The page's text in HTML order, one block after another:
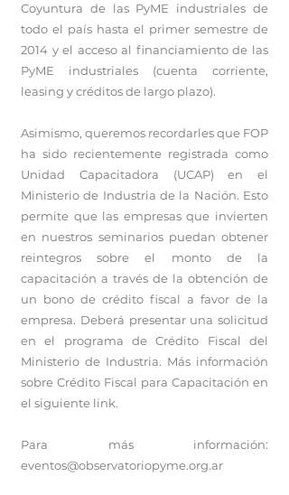
Coyuntura de las PyME industriales de
todo el país hasta el primer semestre de
2014 y el acceso al financiamiento de las
PyME industriales (cuenta corriente,
leasing y créditos de largo plazo).
Asimismo, queremos recordarles que FOP
ha sido recientemente registrada como
Unidad Capacitadora (UCAP) en el
Ministerio de Industria de la Nación. Esto
permite que las empresas que invierten
en nuestros seminarios puedan obtener
reintegros sobre el monto de la
capacitación a través de la obtención de
un bono de crédito fiscal a favor de la
empresa. Deberá presentar una solicitud
en el programa de Crédito Fiscal del
Ministerio de Industria. Más información
sobre Crédito Fiscal para Capacitación en
el siguiente link.
Para más información:
eventos@observatoriopyme.org.ar